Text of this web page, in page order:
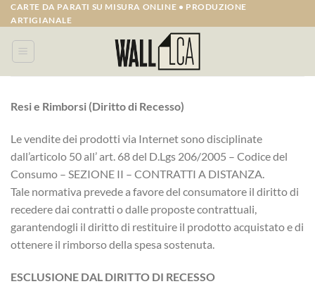
Salta
ai
contenuti
CARTE DA PARATI SU MISURA ONLINE • PRODUZIONE
ARTIGIANALE
Resi e Rimborsi (Diritto di Recesso)
Le vendite dei prodotti via Internet sono disciplinate
dall’articolo 50 all’ art. 68 del D.Lgs 206/2005 – Codice del
Consumo – SEZIONE II – CONTRATTI A DISTANZA.
Tale normativa prevede a favore del consumatore il diritto di
recedere dai contratti o dalle proposte contrattuali,
garantendogli il diritto di restituire il prodotto acquistato e di
ottenere il rimborso della spesa sostenuta.
ESCLUSIONE DAL DIRITTO DI RECESSO